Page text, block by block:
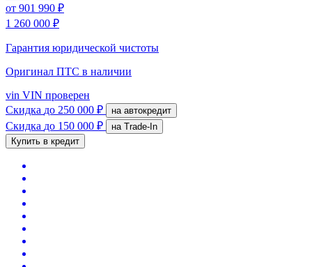
от 901 990 ₽
1 260 000 ₽
Гарантия юридической чистоты
Оригинал ПТС в наличии
vin VIN проверен
Скидка до 250 000 ₽ на автокредит
Скидка до 150 000 ₽
на Trade-In
Купить в кредит